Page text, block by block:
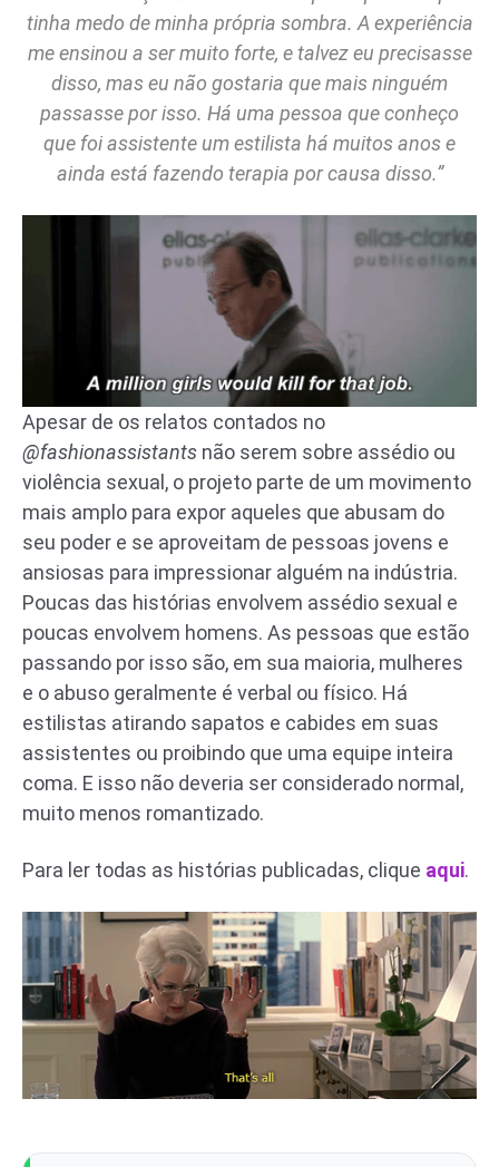
tinha medo de minha própria sombra. A experiência
me ensinou a ser muito forte, e talvez eu precisasse
disso, mas eu não gostaria que mais ninguém
passasse por isso. Há uma pessoa que conheço
que foi assistente um estilista há muitos anos e
ainda está fazendo terapia por causa disso.”
Apesar de os relatos contados no
@fashionassistants não serem sobre assédio ou
violência sexual, o projeto parte de um movimento
mais amplo para expor aqueles que abusam do
seu poder e se aproveitam de pessoas jovens e
ansiosas para impressionar alguém na indústria.
Poucas das histórias envolvem assédio sexual e
poucas envolvem homens. As pessoas que estão
passando por isso são, em sua maioria, mulheres
e o abuso geralmente é verbal ou físico. Há
estilistas atirando sapatos e cabides em suas
assistentes ou proibindo que uma equipe inteira
coma. E isso não deveria ser considerado normal,
muito menos romantizado.
Para ler todas as histórias publicadas, clique aqui.